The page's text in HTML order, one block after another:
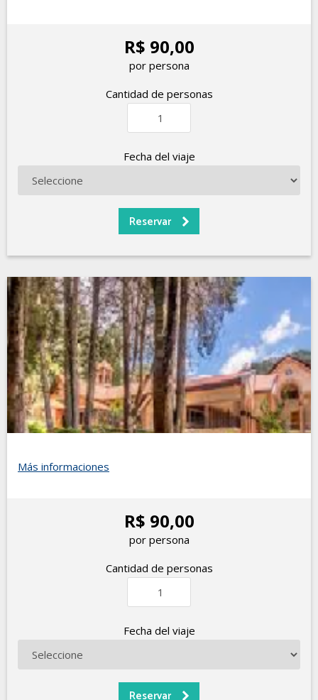
R$ 90,00
por persona
Cantidad de personas
Fecha del viaje
Más informaciones
R$ 90,00
por persona
Cantidad de personas
Fecha del viaje